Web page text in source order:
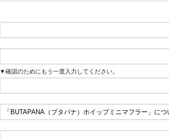
▼確認のためにもう一度入力してください。